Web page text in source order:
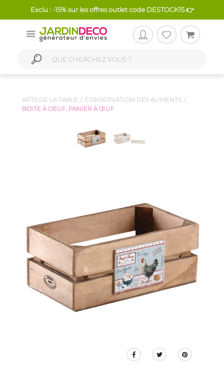
Exclu : -15% sur les offres outlet code DESTOCK15 👉
ARTS DE LA TABLE
CONSERVATION DES ALIMENTS
BOITE À OEUF, PANIER À ŒUF